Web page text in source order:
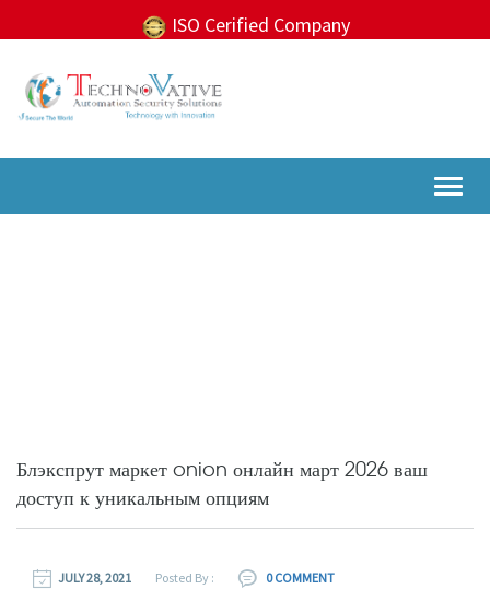
ISO Cerified Company
Блэкспрут маркет onion онлайн март 2026 ваш
доступ к уникальным опциям
JULY 28, 2021 Posted By : 0 COMMENT